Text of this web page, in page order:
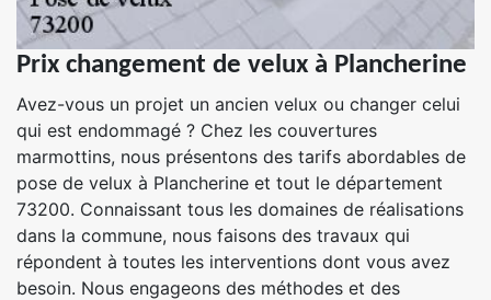
Prix changement de velux à Plancherine
Avez-vous un projet un ancien velux ou changer celui
qui est endommagé ? Chez les couvertures
marmottins, nous présentons des tarifs abordables de
pose de velux à Plancherine et tout le département
73200. Connaissant tous les domaines de réalisations
dans la commune, nous faisons des travaux qui
répondent à toutes les interventions dont vous avez
besoin. Nous engageons des méthodes et des